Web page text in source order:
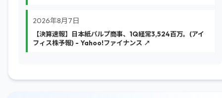
2026年8月7日
【決算速報】日本紙パルプ商事、1Q経常3,524百万。(アイ
フィス株予報) - Yahoo!ファイナンス ↗